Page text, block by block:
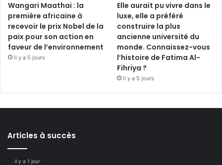
Wangari Maathai : la
première africaine à
recevoir le prix Nobel de la
paix pour son action en
faveur de l’environnement
il y a 5 jours
Elle aurait pu vivre dans le
luxe, elle a préféré
construire la plus
ancienne université du
monde. Connaissez-vous
l’histoire de Fatima Al-
Fihriya ?
il y a 5 jours
Articles à succès
il y a 1 jour